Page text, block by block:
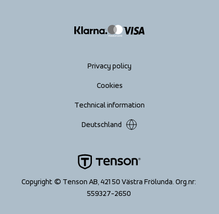
Copyright © Tenson AB, 421 50 Västra Frölunda. Org.nr:
559327-2650
Privacy policy
Cookies
Technical information
Deutschland